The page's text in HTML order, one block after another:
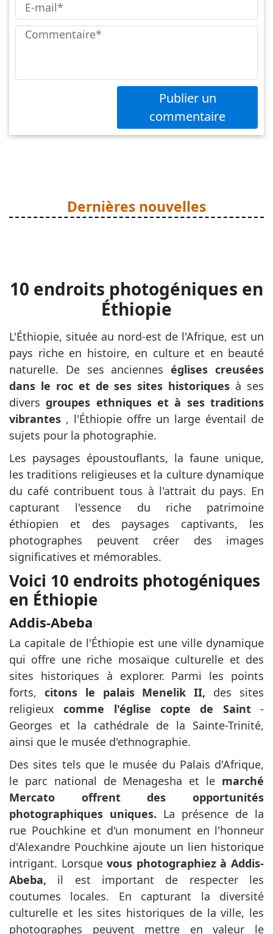
Publier un
commentaire
Dernières nouvelles
10 endroits photogéniques en
Éthiopie
L'Éthiopie, située au nord-est de l'Afrique, est un
pays riche en histoire, en culture et en beauté
naturelle. De ses ancienneséglises creusées
dans le roc et de ses sites historiques à ses
diversgroupes ethniques et à ses traditions
vibrantes , l'Éthiopie offre un large éventail de
sujets pour la photographie.
Les paysages époustouflants, la faune unique,
les traditions religieuses et la culture dynamique
du café contribuent tous à l'attrait du pays. En
capturant l'essence du riche patrimoine
éthiopien et des paysages captivants, les
photographes peuvent créer des images
significatives et mémorables.
Voici 10 endroits photogéniques
en Éthiopie
Addis-Abeba
La capitale de l'Éthiopie est une ville dynamique
qui offre une riche mosaïque culturelle et des
sites historiques à explorer. Parmi les points
forts, citons le palais Menelik II, des sites
religieuxcomme l'église copte de Saint-
Georges et la cathédrale de la Sainte-Trinité,
ainsi que le musée d'ethnographie.
Des sites tels que le musée du Palais d'Afrique,
le parc national de Menagesha et le marché
Mercato offrent des opportunités
photographiques uniques. La présence de la
rue Pouchkine et d'un monument en l'honneur
d'Alexandre Pouchkine ajoute un lien historique
intrigant. Lorsquevous photographiez à Addis-
Abeba, il est important de respecter les
coutumes locales. En capturant la diversité
culturelle et les sites historiques de la ville, les
photographes peuvent mettre en valeur le